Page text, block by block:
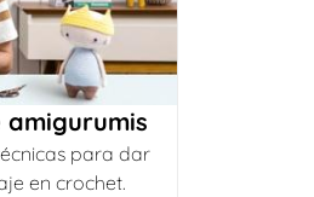
amigurumis
para dar
en crochet.